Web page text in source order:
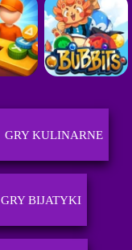
GRY KULINARNE
GRY BIJATYKI